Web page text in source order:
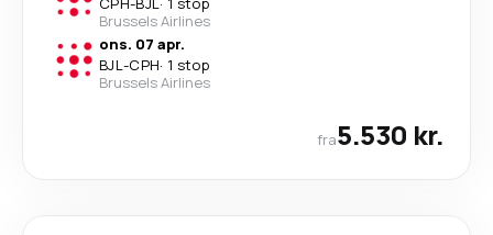
Brussels Airlines
ons. 07 apr.
BJL-CPH· 1 stop
Brussels Airlines
fra5.530 kr.